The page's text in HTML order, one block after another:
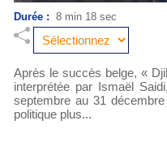
Durée : 8 min 18 sec
Après le succès belge, «
interprétée par Ismaël
septembre au 31
politique plus...